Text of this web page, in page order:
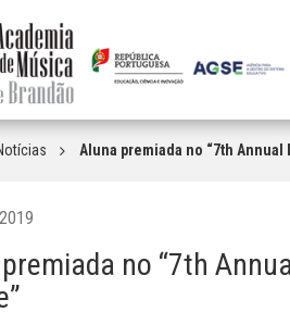
Aluna premiada no “7th
no “7th